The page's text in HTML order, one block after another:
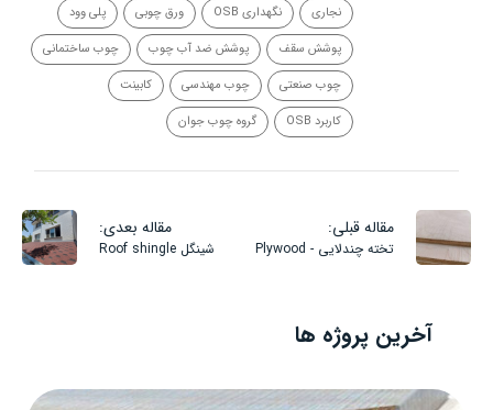
نجاری
نگهداری OSB ورق چوبی
پلی وود
پوشش سقف
پوشش ضد آب چوب
چوب ساختمانی
چوب صنعتی
چوب مهندسی
کابینت
کاربرد OSB
گروه چوب جوان
مقاله قبلی:
تخته چندلایی - Plywood
مقاله بعدی:
شینگل Roof shingle
آخرین پروژه ها